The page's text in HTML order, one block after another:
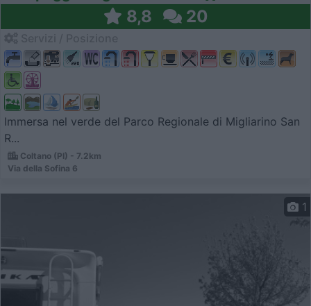
8,8 20
Immersa nel verde del Parco Regionale di Migliarino San
R...
Coltano (PI) - 7.2km
Via della Sofina 6
1